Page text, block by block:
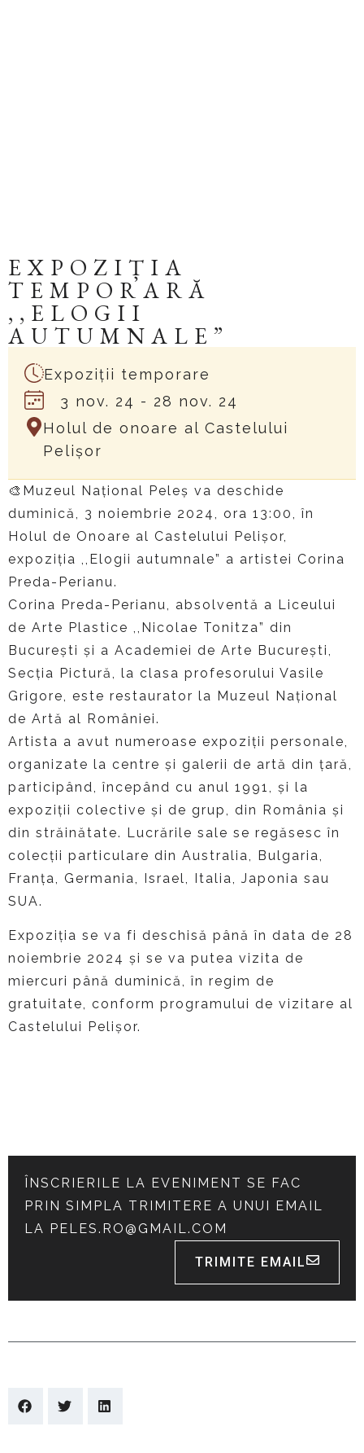
EXPOZIȚIA
TEMPORARĂ
,,ELOGII
AUTUMNALE”
Expoziții temporare
3 nov. 24 - 28 nov. 24
Holul de onoare al Castelului
Pelișor
🎨Muzeul Național Peleș va deschide
duminică, 3 noiembrie 2024, ora 13:00, în
Holul de Onoare al Castelului Pelișor,
expoziția ,,Elogii autumnale” a artistei Corina
Preda-Perianu.
Corina Preda-Perianu, absolventă a Liceului
de Arte Plastice ,,Nicolae Tonitza” din
București și a Academiei de Arte București,
Secția Pictură, la clasa profesorului Vasile
Grigore, este restaurator la Muzeul Național
de Artă al României.
Artista a avut numeroase expoziții personale,
organizate la centre și galerii de artă din țară,
participând, începând cu anul 1991, și la
expoziții colective și de grup, din România și
din străinătate. Lucrările sale se regăsesc în
colecții particulare din Australia, Bulgaria,
Franța, Germania, Israel, Italia, Japonia sau
SUA.
Expoziția se va fi deschisă până în data de 28
noiembrie 2024 și se va putea vizita de
miercuri până duminică, în regim de
gratuitate, conform programului de vizitare al
Castelului Pelișor.
ÎNSCRIERILE LA EVENIMENT SE FAC
PRIN SIMPLA TRIMITERE A UNUI EMAIL
LA PELES.RO@GMAIL.COM
TRIMITE EMAIL